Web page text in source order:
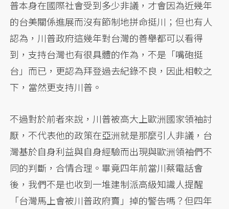
普本身在國際社會受到多少非議，才會因為近幾年
的台美關係進展而沒有節制地拼命挺川；但也有人
認為，川普政府這幾年對台灣的善舉都可以看得
到，支持台灣也有很具體的作為，不是「嘴砲挺
台」而已，更認為拜登過去紀錄不良，因此相較之
下，當然更支持川普。
不過對於前者來說，川普被高大上歐洲國家領袖討
厭，不代表他的政策在亞洲就是那麼引人非議，台
灣基於自身利益與自身經驗而出現與歐洲領袖們不
同的判斷，合情合理。畢竟四年前當川蔡電話會
後，我們不是也收到一堆建制派高級知識人提醒
「台灣馬上會被川普政府賣」掉的警告嗎？但四年